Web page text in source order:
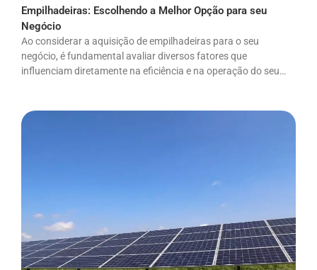
Empilhadeiras: Escolhendo a Melhor Opção para seu
Negócio
Ao considerar a aquisição de empilhadeiras para o seu
negócio, é fundamental avaliar diversos fatores que
influenciam diretamente na eficiência e na operação do seu…